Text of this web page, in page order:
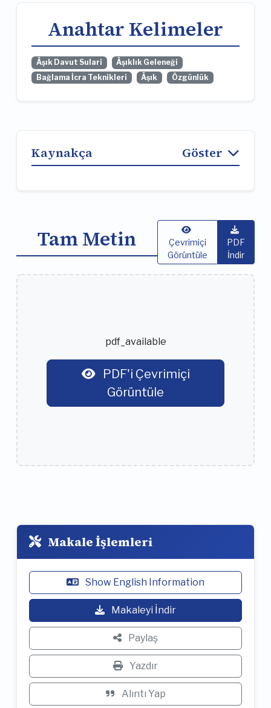
Anahtar Kelimeler
Âşık Davut Sulari
Âşıklık Geleneği
Bağlama İcra Teknikleri
Âşık Özgünlük
Kaynakça Göster
Tam Metin
Çevrimiçi
Görüntüle
PDF
İndir
pdf_available
Görüntüle
Makale İşlemleri
Show English Information
Makaleyi İndir
Paylaş
Yazdır
Alıntı Yap